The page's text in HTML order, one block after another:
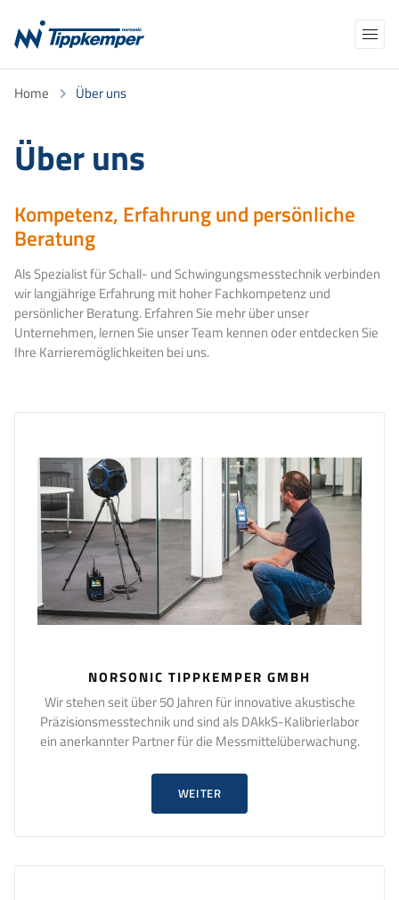
überspringen
Produkte
Anwendungen
Kalibrierung/Eichung
Support TELEFON E-MAIL
Suchbegriffe
Home Über uns
Über uns
Kompetenz, Erfahrung und persönliche
Beratung
Als Spezialist für Schall- und Schwingungsmesstechnik verbinden
wir langjährige Erfahrung mit hoher Fachkompetenz und
persönlicher Beratung. Erfahren Sie mehr über unser
Unternehmen, lernen Sie unser Team kennen oder entdecken Sie
Ihre Karrieremöglichkeiten bei uns.
NORSONIC TIPPKEMPER GMBH
Wir stehen seit über 50 Jahren für innovative akustische
Präzisionsmesstechnik und sind als DAkkS-Kalibrierlabor
ein anerkannter Partner für die Messmittelüberwachung.
WEITER